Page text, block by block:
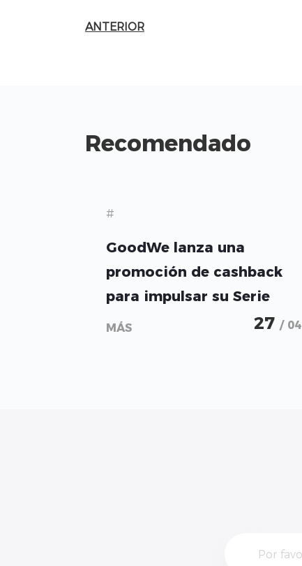
ANTERIOR
Recomendado
#
GoodWe lanza una
promoción de cashback
para impulsar su Serie
ESA de almacenamiento
MÁS 27 / 04